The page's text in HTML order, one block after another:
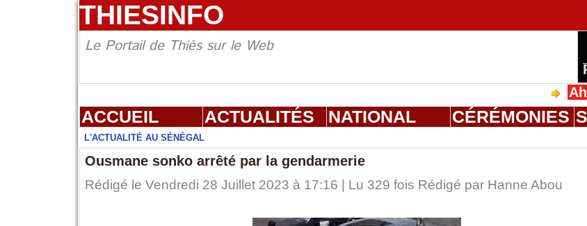
THIESINFO
Le Portail de Thiès sur le Web
Ahmed
ACCUEIL ACTUALITÉS NATIONAL CÉRÉMONIES
L'ACTUALITÉ AU SÉNÉGAL
Ousmane sonko arrêté par la gendarmerie
Rédigé le Vendredi 28 Juillet 2023 à 17:16 | Lu 329 fois Rédigé par Hanne Abou